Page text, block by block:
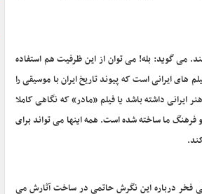
می گوید: بله! می توان از این ظرفیت هم استفاده
های ایرانی است که پیوند تاریخ ایران با موسیقی را
داشته باشد یا فیلم «مادر» که نگاهی کاملا
فرهنگ ما ساخته شده است. همه اینها می تواند برای
فخر درباره این نگرش حاتمی در ساخت آثارش می